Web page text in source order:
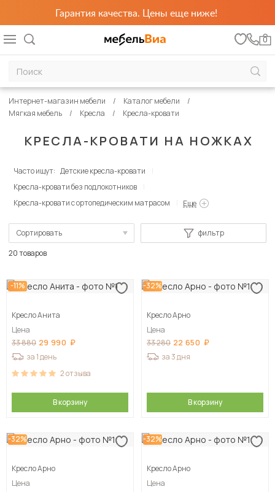
Гарантия качества. Цены еще ниже!
0
КРЕСЛА-КРОВАТИ НА НОЖКАХ
Интернет-магазин мебели
Каталог мебели
Мягкая мебель
Кресла Кресла-кровати
Часто ищут: Детские кресла-кровати
Кресла-кровати без подлокотников
Кресла-кровати с ортопедическим матрасом
Еще
Сортировать
Сначала дорогие
фильтр
20 товаров
-11%
Кресло Анита
Цена
33 880 29 990
за 1 день
2отзыва
В корзину
-32%
Кресло Арно
Цена
33 280 22 650
за 3 дня
В корзину
-32%
Кресло Арно
Цена
-32%
Кресло Арно
Цена